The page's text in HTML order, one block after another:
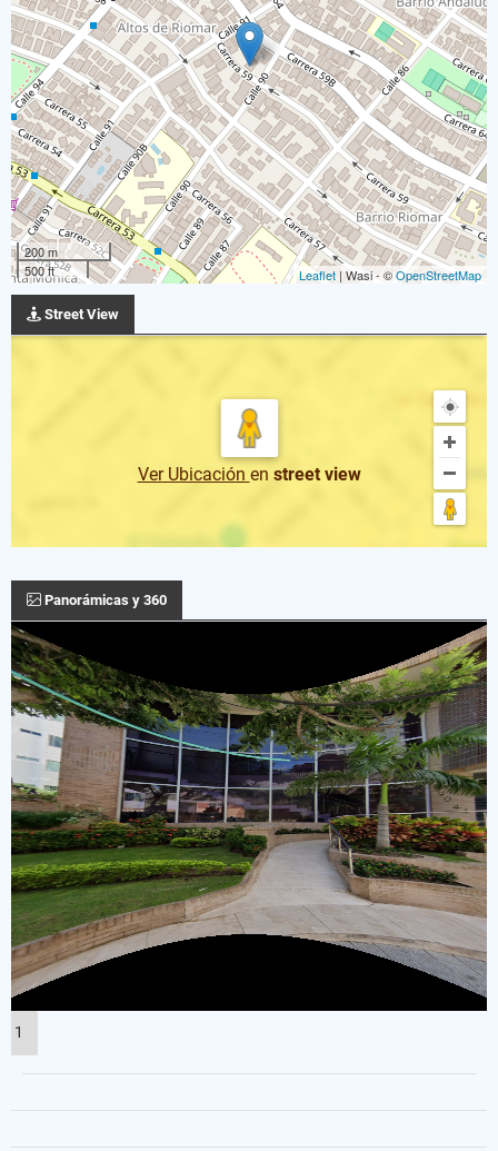
200 m
500 ft
Leaflet | Wasi - ©OpenStreetMap
Street View
Ver Ubicación en street view
Panorámicas y 360
1